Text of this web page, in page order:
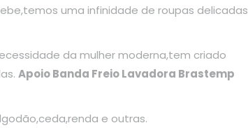
uma infinidade de roupas delicadas
da mulher moderna,tem criado
Apoio Banda Freio Lavadora Brastemp
e outras.